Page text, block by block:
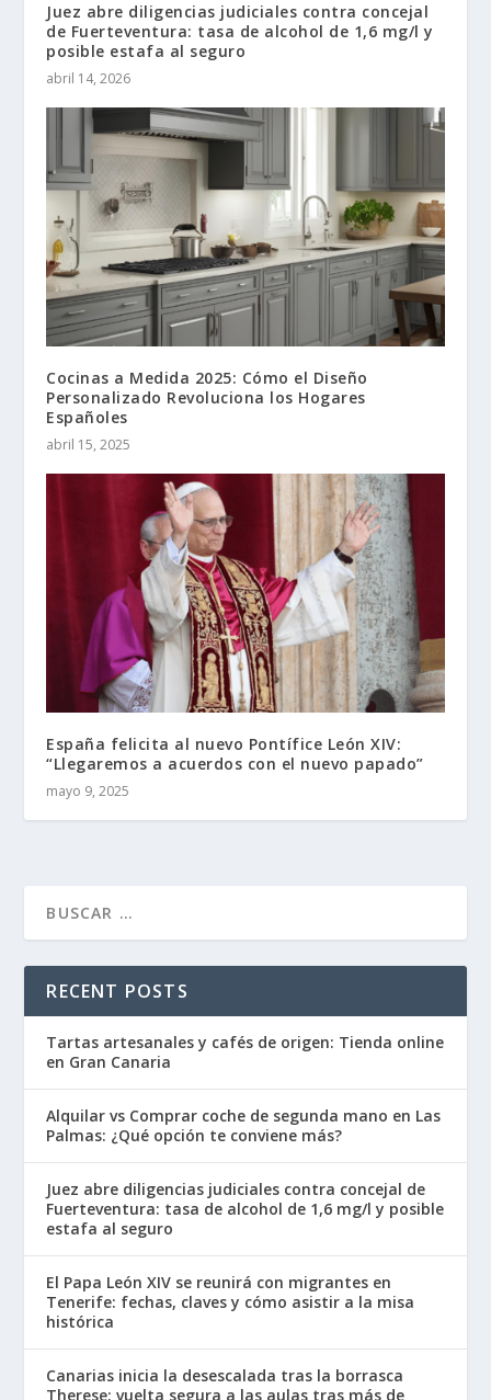
Juez abre diligencias judiciales contra concejal
de Fuerteventura: tasa de alcohol de 1,6 mg/l y
posible estafa al seguro
abril 14, 2026
Cocinas a Medida 2025: Cómo el Diseño
Personalizado Revoluciona los Hogares
Españoles
abril 15, 2025
España felicita al nuevo Pontífice León XIV:
“Llegaremos a acuerdos con el nuevo papado”
mayo 9, 2025
RECENT POSTS
Tartas artesanales y cafés de origen: Tienda online
en Gran Canaria
Alquilar vs Comprar coche de segunda mano en Las
Palmas: ¿Qué opción te conviene más?
Juez abre diligencias judiciales contra concejal de
Fuerteventura: tasa de alcohol de 1,6 mg/l y posible
estafa al seguro
El Papa León XIV se reunirá con migrantes en
Tenerife: fechas, claves y cómo asistir a la misa
histórica
Canarias inicia la desescalada tras la borrasca
Therese: vuelta segura a las aulas tras más de